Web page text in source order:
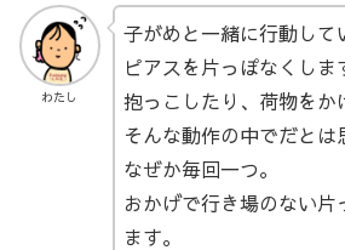
わたし
子がめと一緒に行動して
ピアスを片っぽなくしま
抱っこしたり、荷物をか
そんな動作の中でだとは
なぜか毎回一つ。
おかげで行き場のない片
ます。